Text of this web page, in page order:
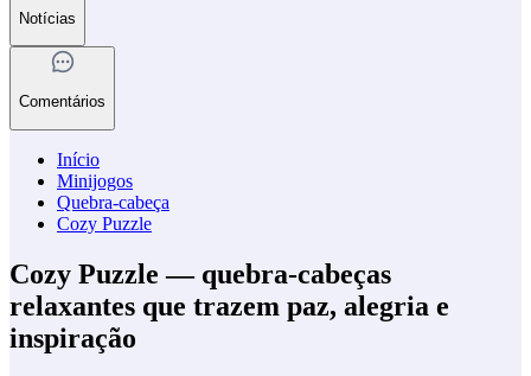
Notícias
Comentários
Início
Minijogos
Quebra-cabeça
Cozy Puzzle
Cozy Puzzle — quebra-cabeças
relaxantes que trazem paz, alegria e
inspiração